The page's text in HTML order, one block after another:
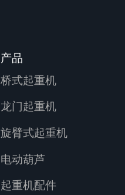
产品
桥式起重机
龙门起重机
旋臂式起重机
电动葫芦
起重机配件